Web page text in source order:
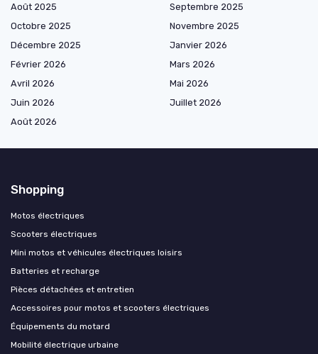
Août 2025
Septembre 2025
Octobre 2025
Novembre 2025
Décembre 2025
Janvier 2026
Février 2026
Mars 2026
Avril 2026
Mai 2026
Juin 2026
Juillet 2026
Août 2026
Shopping
Motos électriques
Scooters électriques
Mini motos et véhicules électriques loisirs
Batteries et recharge
Pièces détachées et entretien
Accessoires pour motos et scooters électriques
Équipements du motard
Mobilité électrique urbaine